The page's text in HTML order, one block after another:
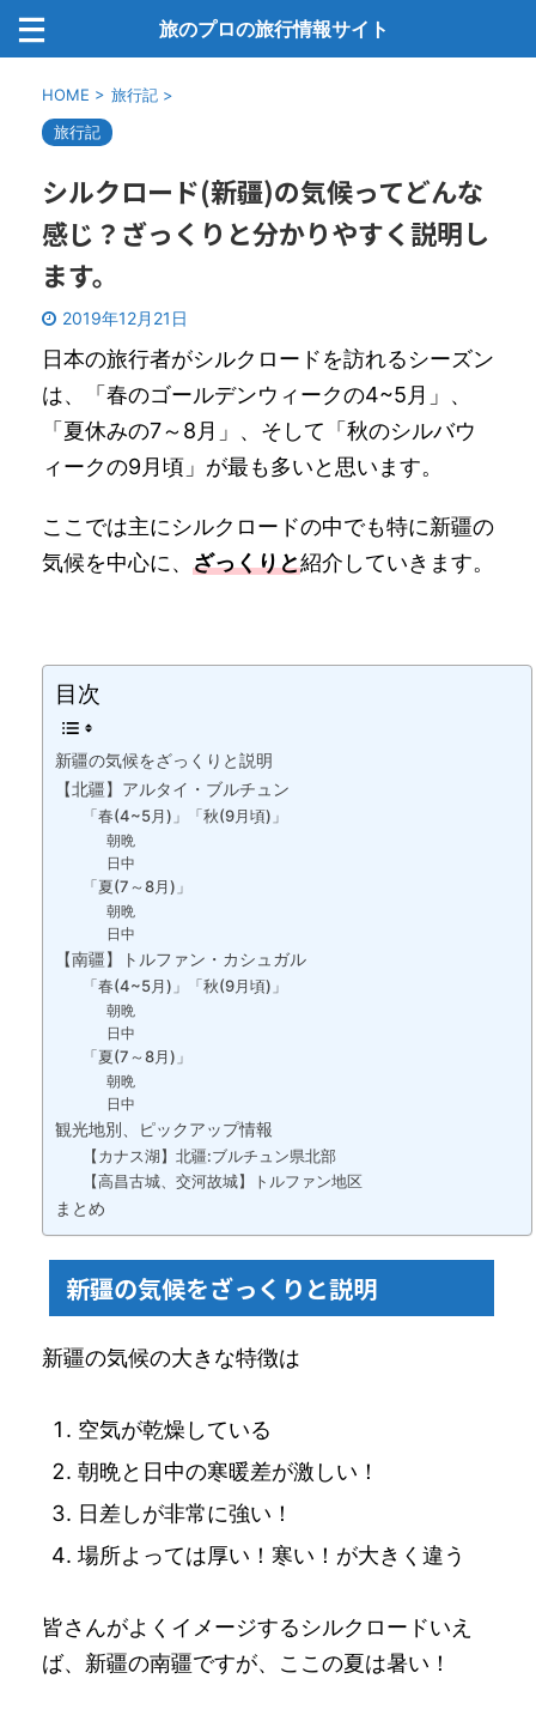
旅のプロの旅行情報サイト
HOME > 旅行記 >
旅行記
シルクロード(新疆)の気候ってどんな
感じ？ざっくりと分かりやすく説明し
ます。
2019年12月21日
日本の旅行者がシルクロードを訪れるシーズン
は、「春のゴールデンウィークの4~5月」、
「夏休みの7～8月」、そして「秋のシルバウ
ィークの9月頃」が最も多いと思います。
ここでは主にシルクロードの中でも特に新疆の
気候を中心に、 ざっくりと紹介していきます。
目次
新疆の気候をざっくりと説明
【北疆】アルタイ・ブルチュン
「春(4~5月)」「秋(9月頃)」
朝晩
日中
「夏(7～8月)」
朝晩
日中
【南疆】トルファン・カシュガル
「春(4~5月)」「秋(9月頃)」
朝晩
日中
「夏(7～8月)」
朝晩
日中
観光地別、ピックアップ情報
【カナス湖】北疆:ブルチュン県北部
【高昌古城、交河故城】トルファン地区
まとめ
新疆の気候をざっくりと説明
新疆の気候の大きな特徴は
空気が乾燥している
朝晩と日中の寒暖差が激しい！
日差しが非常に強い！
場所よっては厚い！寒い！が大きく違う
皆さんがよくイメージするシルクロードいえ
ば、新疆の南疆ですが、ここの夏は暑い！